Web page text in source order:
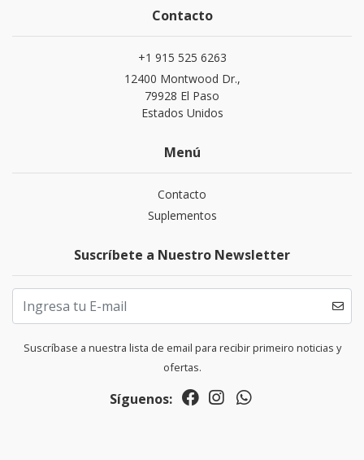
Contacto
+1 915 525 6263
12400 Montwood Dr.,
79928 El Paso
Estados Unidos
Menú
Contacto
Suplementos
Suscríbete a Nuestro Newsletter
Suscríbase a nuestra lista de email para recibir primeiro noticias y
ofertas.
Síguenos: